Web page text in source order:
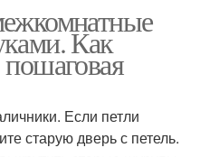
Как
Если петли
старую дверь с петель.